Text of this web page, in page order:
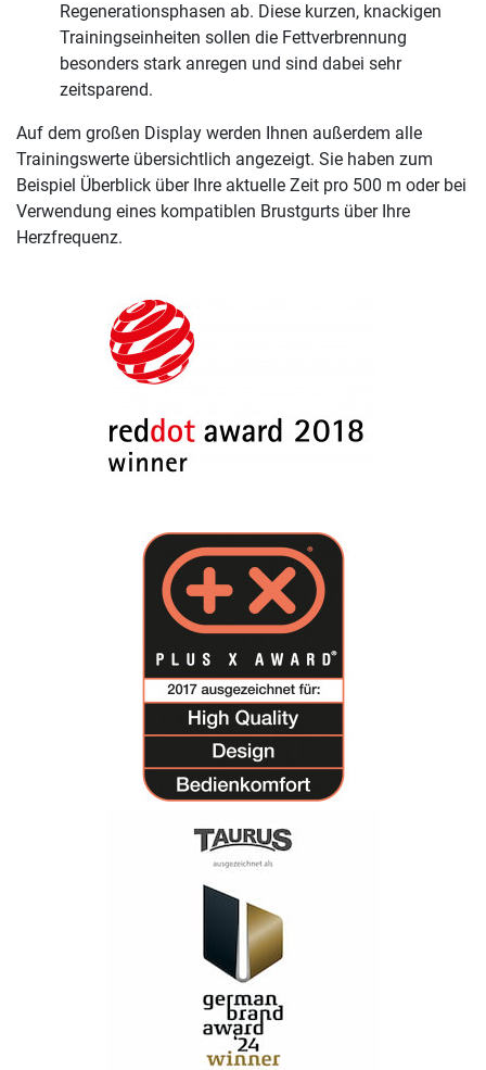
Regenerationsphasen ab. Diese kurzen, knackigen
Trainingseinheiten sollen die Fettverbrennung
besonders stark anregen und sind dabei sehr
zeitsparend.
Auf dem großen Display werden Ihnen außerdem alle
Trainingswerte übersichtlich angezeigt. Sie haben zum
Beispiel Überblick über Ihre aktuelle Zeit pro 500 m oder bei
Verwendung eines kompatiblen Brustgurts über Ihre
Herzfrequenz.